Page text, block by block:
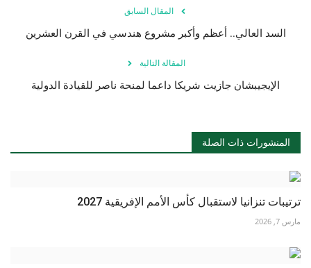
المقال السابق
السد العالي.. أعظم وأكبر مشروع هندسي في القرن العشرين
المقالة التالية
الإيجيبشان جازيت شريكا داعما لمنحة ناصر للقيادة الدولية
المنشورات ذات الصلة
ترتيبات تنزانيا لاستقبال كأس الأمم الإفريقية 2027
مارس 7, 2026